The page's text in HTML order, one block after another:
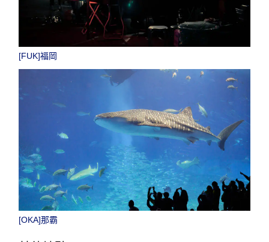
[FUK]福岡
[OKA]那霸